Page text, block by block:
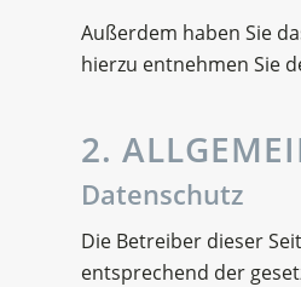
Außerdem haben Sie
hierzu entnehmen Sie
2.
Datenschutz
Die Betreiber dieser
entsprechend der